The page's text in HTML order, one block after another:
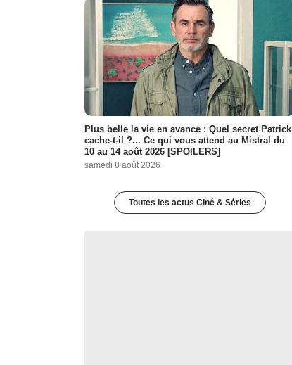
Plus belle la vie en avance : Quel secret Patrick
cache-t-il ?... Ce qui vous attend au Mistral du
10 au 14 août 2026 [SPOILERS]
samedi 8 août 2026
Toutes les actus Ciné & Séries